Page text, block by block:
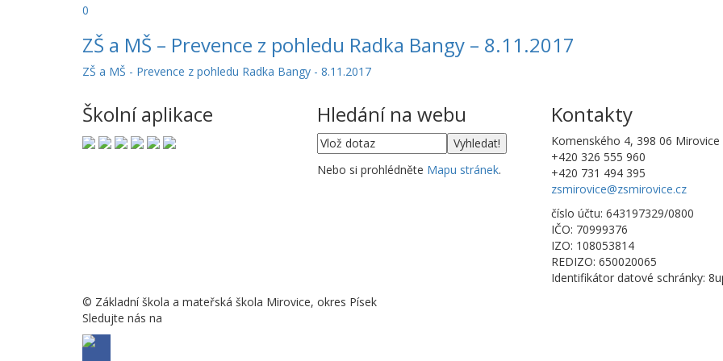
0
ZŠ a MŠ – Prevence z pohledu Radka Bangy – 8.11.2017
ZŠ a MŠ - Prevence z pohledu Radka Bangy - 8.11.2017
Školní aplikace Hledání na webu
Nebo si prohlédněte Mapu stránek.
Kontakty
Komenského 4, 398 06 Mirovice
+420 326 555 960
+420 731 494 395
zsmirovice@zsmirovice.cz
číslo účtu: 643197329/0800
IČO: 70999376
IZO: 108053814
REDIZO: 650020065
Identifikátor datové schránky:
© Základní škola a mateřská škola Mirovice, okres Písek
Sledujte nás na